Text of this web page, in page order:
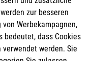
zur besseren
Werbekampagnen,
bedeutet, dass Cookies
werden. Sie